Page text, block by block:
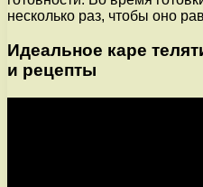
несколько раз, чтобы оно
Идеальное каре
и рецепты